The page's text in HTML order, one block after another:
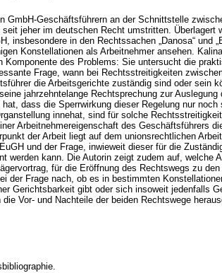
GmbH-Geschäftsführern an der Schnittstelle
jeher im deutschen Recht umstritten. Überlagert
insbesondere in den Rechtssachen „Danosa“ und
Konstellationen als Arbeitnehmer ansehen.
Komponente des Problems: Sie untersucht die
Frage, wann bei Rechtsstreitigkeiten
die Arbeitsgerichte zuständig sind oder sein
jahrzehntelange Rechtsprechung zur
hat, dass die Sperrwirkung dieser Regelung nur
innehat, sind für solche
Arbeitnehmereigenschaft des Geschäftsführers
der Arbeit liegt auf dem unionsrechtlichen
und der Frage, inwieweit dieser für die
werden kann. Die Autorin zeigt zudem auf, welche
für die Eröffnung des Rechtswegs zu
der Frage nach, ob es in bestimmten
Gerichtsbarkeit gibt oder sich insoweit jedenfalls
Vor- und Nachteile der beiden Rechtswege